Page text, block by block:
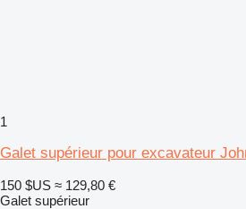
1
Galet supérieur pour excavateur
150 $US ≈ 129,80 €
Galet supérieur